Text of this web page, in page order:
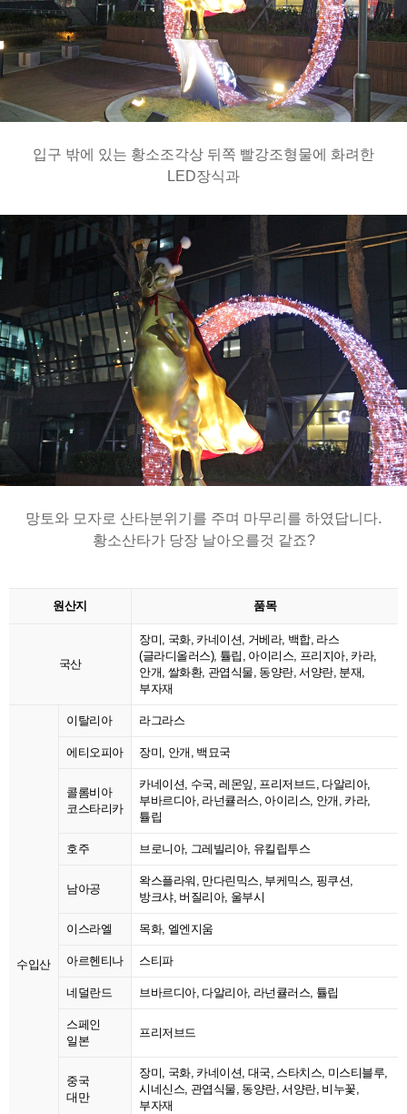
입구 밖에 있는 황소조각상 뒤쪽 빨강조형물에 화려한
LED장식과
망토와 모자로 산타분위기를 주며 마무리를 하였답니다.
황소산타가 당장 날아오를것 같죠?
원산지 품목
국산
장미, 국화, 카네이션, 거베라, 백합, 라스
(글라디올러스), 튤립, 아이리스, 프리지아, 카라,
안개, 쌀화환, 관엽식물, 동양란, 서양란, 분재,
부자재
수입산
이탈리아 라그라스
에티오피아 장미, 안개, 백묘국
콜롬비아
코스타리카
카네이션, 수국, 레몬잎, 프리저브드, 다알리아,
부바르디아, 라넌큘러스, 아이리스, 안개, 카라,
튤립
호주 브로니아, 그레빌리아, 유킬립투스
남아공
왁스플라워, 만다린믹스, 부케믹스, 핑쿠션,
방크샤, 버질리아, 울부시
이스라엘 목화, 엘엔지움
아르헨티나 스티파
네덜란드 브바르디아, 다알리아, 라넌큘러스, 튤립
스페인
일본
프리저브드
중국
대만
장미, 국화, 카네이션, 대국, 스타치스, 미스티블루,
시네신스, 관엽식물, 동양란, 서양란, 비누꽃,
부자재